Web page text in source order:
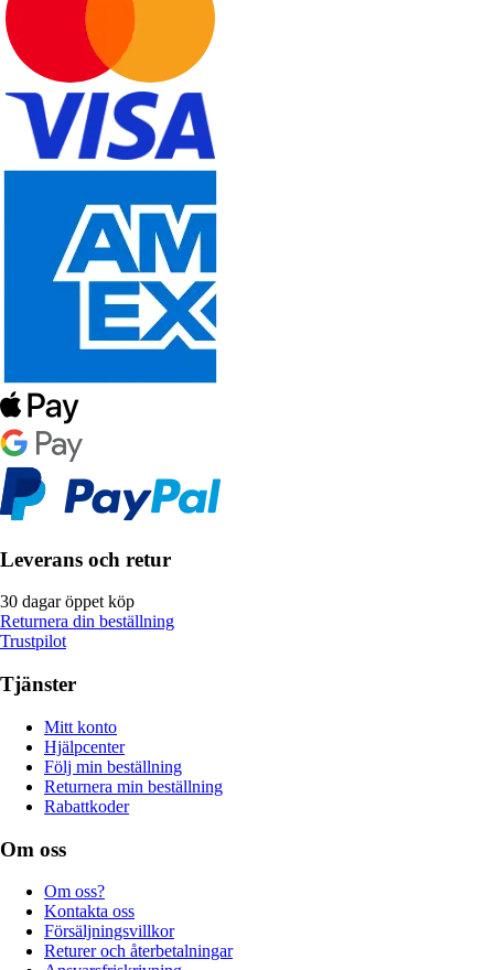
Leverans och retur
30 dagar öppet köp
Returnera din beställning
Trustpilot
Tjänster
Mitt konto
Hjälpcenter
Följ min beställning
Returnera min beställning
Rabattkoder
Om oss
Om oss?
Kontakta oss
Försäljningsvillkor
Returer och återbetalningar